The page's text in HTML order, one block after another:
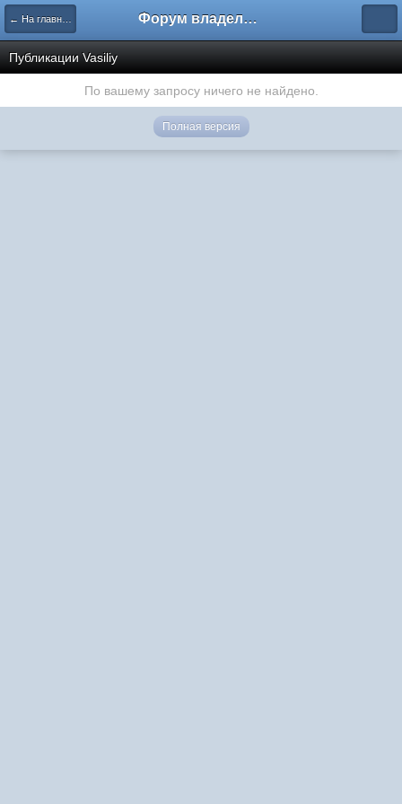
← На главную Форум владельцев интернет-магазинов
Публикации Vasiliy
По вашему запросу ничего не найдено.
Полная версия